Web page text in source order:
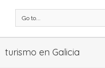
Go to...
turismo en Galicia